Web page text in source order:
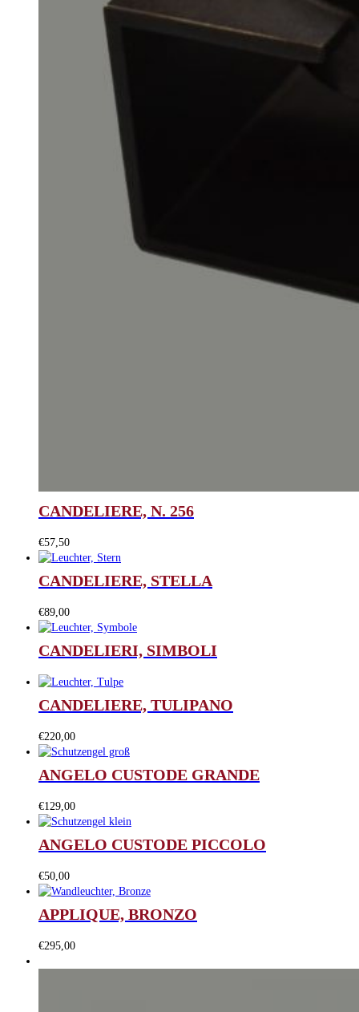
CANDELIERE, N. 256
€57,50
CANDELIERE, STELLA
€89,00
CANDELIERI, SIMBOLI
CANDELIERE, TULIPANO
€220,00
ANGELO CUSTODE GRANDE
€129,00
ANGELO CUSTODE PICCOLO
€50,00
APPLIQUE, BRONZO
€295,00